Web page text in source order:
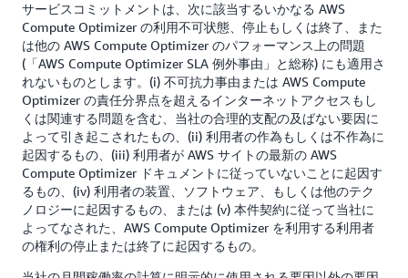
サービスコミットメントは、次に該当するいかなる AWS
Compute Optimizer の利用不可状態、停止もしくは終了、また
は他の AWS Compute Optimizer のパフォーマンス上の問題
(「AWS Compute Optimizer SLA 例外事由」と総称) にも適用さ
れないものとします。(i) 不可抗力事由または AWS Compute
Optimizer の責任分界点を超えるインターネットアクセスもし
くは関連する問題を含む、当社の合理的支配の及ばない要因に
よって引き起こされたもの、(ii) 利用者の作為もしくは不作為に
起因するもの、(iii) 利用者が AWS サイトの最新の AWS
Compute Optimizer ドキュメントに従っていないことに起因す
るもの、(iv) 利用者の装置、ソフトウェア、もしくは他のテク
ノロジーに起因するもの、または (v) 本件契約に従って当社に
よってなされた、AWS Compute Optimizer を利用する利用者
の権利の停止または終了に起因するもの。